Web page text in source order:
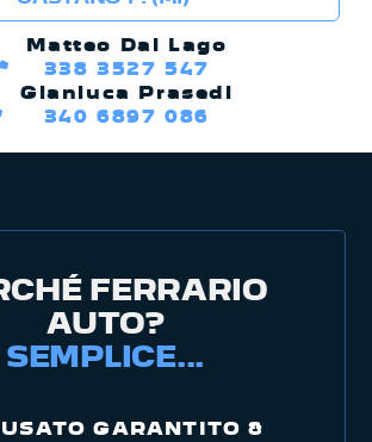
Matteo Dal Lago
338 3527 547
Gianluca Prasedi
340 6897 086
FERRARIO
AUTO?
SEMPLICE...
USATO GARANTITO &